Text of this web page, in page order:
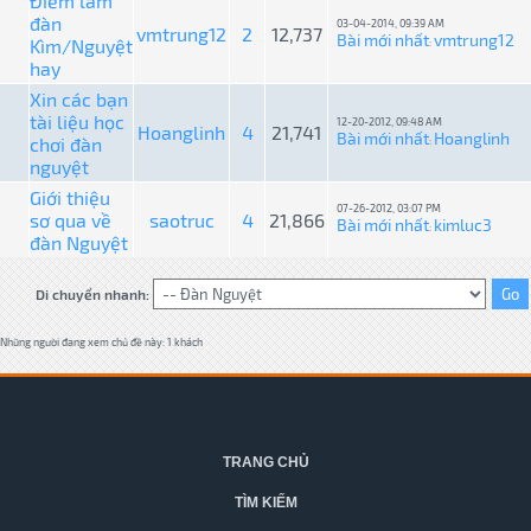
đàn
Kìm/Nguyệt
hay
vmtrung12 2 12,737 03-04-2014, 09:39 AM
Bài mới nhất:vmtrung12
Xin các bạn
tài liệu học
chơi đàn
nguyệt
Hoanglinh 4 21,741 12-20-2012, 09:48 AM
Bài mới nhất: Hoanglinh
Giới thiệu
sơ qua về
đàn Nguyệt
saotruc 4 21,866
07-26-2012, 03:07 PM
Bài mới nhất: kimluc3
Di chuyển nhanh:
Những người đang xem chủ đề này: 1 khách
TRANG CHỦ
TÌM KIẾM